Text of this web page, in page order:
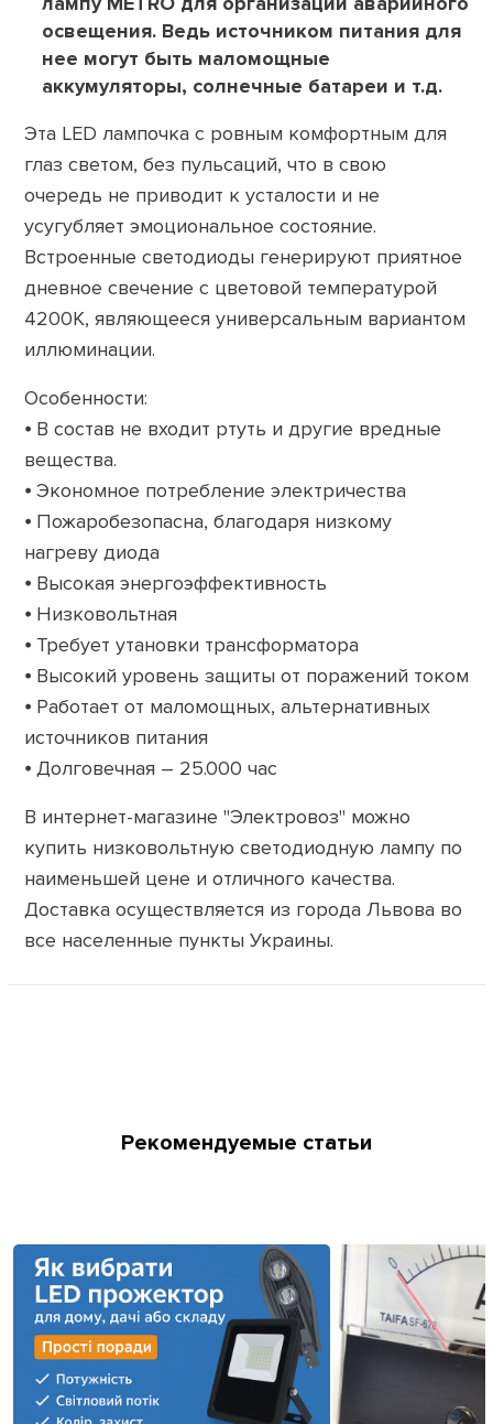
освещения. Ведь источником питания для
нее могут быть маломощные
аккумуляторы, солнечные батареи и т.д.
Эта LED лампочка с ровным комфортным для
глаз светом, без пульсаций, что в свою
очередь не приводит к усталости и не
усугубляет эмоциональное состояние.
Встроенные светодиоды генерируют приятное
дневное свечение с цветовой температурой
4200К, являющееся универсальным вариантом
иллюминации.
Особенности:
⦁ В состав не входит ртуть и другие вредные
вещества.
⦁ Экономное потребление электричества
⦁ Пожаробезопасна, благодаря низкому
нагреву диода
⦁ Высокая энергоэффективность
⦁ Низковольтная
⦁ Требует утановки трансформатора
⦁ Высокий уровень защиты от поражений током
⦁ Работает от маломощных, альтернативных
источников питания
⦁ Долговечная – 25.000 час
В интернет-магазине "Электровоз" можно
купить низковольтную светодиодную лампу по
наименьшей цене и отличного качества.
Доставка осуществляется из города Львова во
все населенные пункты Украины.
Рекомендуемые статьи